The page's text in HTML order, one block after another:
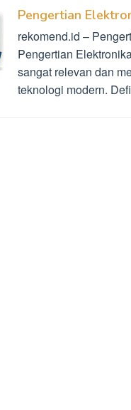
Pengertian
rekomend.id –
Pengertian
sangat relevan dan
teknologi modern.